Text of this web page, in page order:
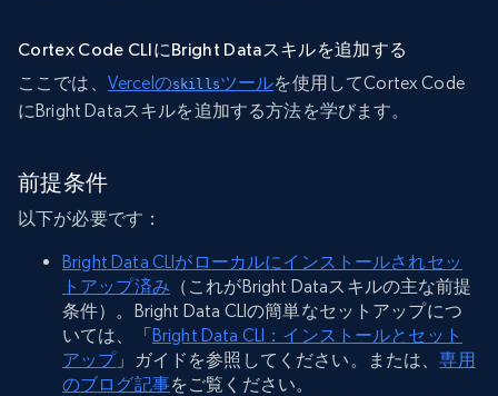
Cortex Code CLIにBright Dataスキルを追加する
ここでは、 Vercelのskillsツールを使用してCortex Code
にBright Dataスキルを追加する方法を学びます。
前提条件
以下が必要です：
Bright Data CLIがローカルにインストールされセッ
トアップ済み （これがBright Dataスキルの主な前提
条件）。Bright Data CLIの簡単なセットアップにつ
いては、「Bright Data CLI：インストールとセット
アップ」ガイドを参照してください。または、専用
のブログ記事をご覧ください。